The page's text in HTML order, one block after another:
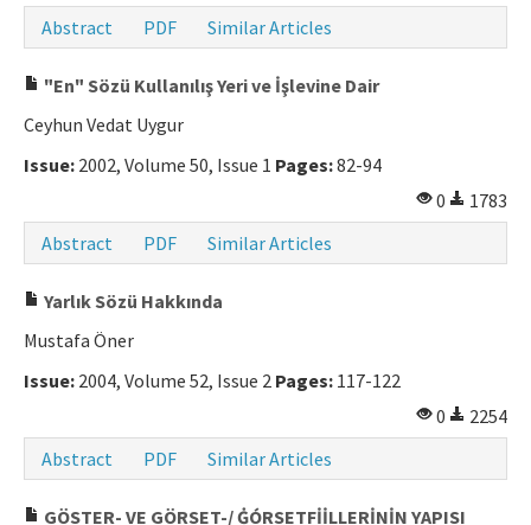
Abstract
PDF Similar Articles
"En" Sözü Kullanılış Yeri ve İşlevine Dair
Ceyhun Vedat Uygur
Issue: 2002, Volume 50, Issue 1 Pages:82-94
0
1783
Abstract
PDF Similar Articles
Yarlık Sözü Hakkında
Mustafa Öner
Issue: 2004, Volume 52, Issue 2 Pages: 117-122
0
2254
Abstract
PDF Similar Articles
GÖSTER- VE GÖRSET-/ ĠÓRSETFİİLLERİNİN YAPISI